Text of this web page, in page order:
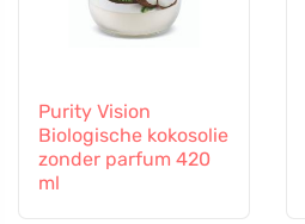
Purity Vision
Biologische kokosolie
zonder parfum 420
ml